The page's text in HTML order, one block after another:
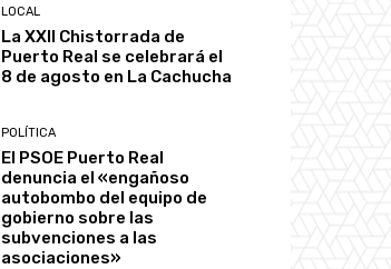
LOCAL
La XXII Chistorrada de
Puerto Real se celebrará el
8 de agosto en La Cachucha
POLÍTICA
El PSOE Puerto Real
denuncia el «engañoso
autobombo del equipo de
gobierno sobre las
subvenciones a las
asociaciones»